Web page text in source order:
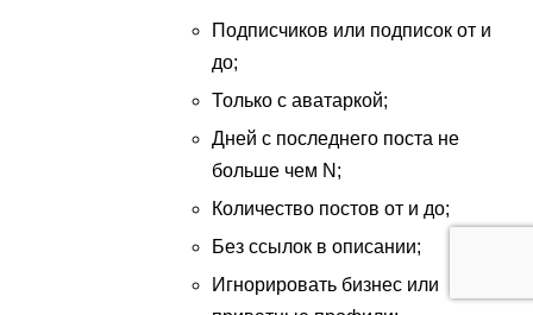
Подписчиков или подписок от и
до;
Только с аватаркой;
Дней с последнего поста не
больше чем N;
Количество постов от и до;
Без ссылок в описании;
Игнорировать бизнес или